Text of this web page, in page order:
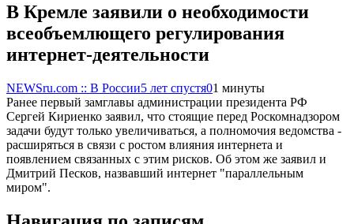
В Кремле заявили о необходимости
всеобъемлющего регулирования
интернет-деятельности
NEWSru.com :: В России5 лет спустя01 минуты
Ранее первый замглавы администрации президента РФ
Сергей Кириенко заявил, что стоящие перед Роскомнадзором
задачи будут только увеличиваться, а полномочия ведомства -
расширяться в связи с ростом влияния интернета и
появлением связанных с этим рисков. Об этом же заявил и
Дмитрий Песков, назвавший интернет "параллельным
миром".